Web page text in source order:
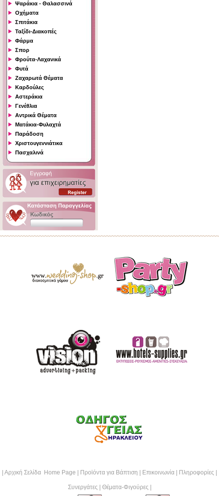
Ψαράκια - Θαλασσινά
Οχήματα
Σπιτάκια
Ταξίδι-Διακοπές
Φάρμα
Σπορ
Φρούτα-Λαχανικά
Φυτά
Ζαχαρωτά Θέματα
Καρδούλες
Αστεράκια
Γενέθλια
Αντρικά Θέματα
Ματάκια-Φυλαχτά
Παράδοση
Χριστουγεννιάτικα
Πασχαλινά
Αρχική Σελίδα Home Page Προϊόντα για Βάπτιση Επικοινωνία Πληροφορίες
Συνεργάτες Θέματα-Φιγούρες